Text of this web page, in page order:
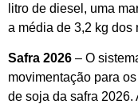
litro de diesel, uma
a média de 3,2 kg dos
Safra 2026 – O
movimentação para
de soja da safra